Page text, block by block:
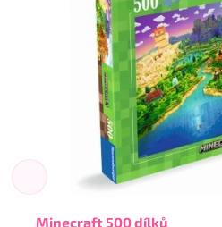
Minecraft 500 dílků